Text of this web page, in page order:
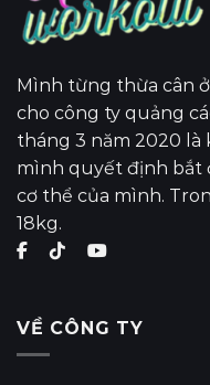
Mình từng thừa cân
cho công ty quảng
tháng 3 năm 2020 là
mình quyết định bắt
cơ thể của mình.
18kg.
VỀ CÔNG TY